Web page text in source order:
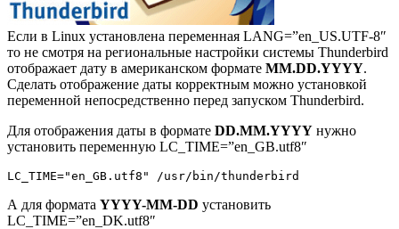
Если в Linux установлена переменная LANG=”en_US.UTF-8″
то не смотря на региональные настройки системы Thunderbird
отображает дату в американском формате MM.DD.YYYY.
Сделать отображение даты корректным можно установкой
переменной непосредственно перед запуском Thunderbird.
Для отображения даты в формате DD.MM.YYYY нужно
установить переменную LC_TIME=”en_GB.utf8″
А для формата YYYY-MM-DD установить
LC_TIME=”en_DK.utf8″